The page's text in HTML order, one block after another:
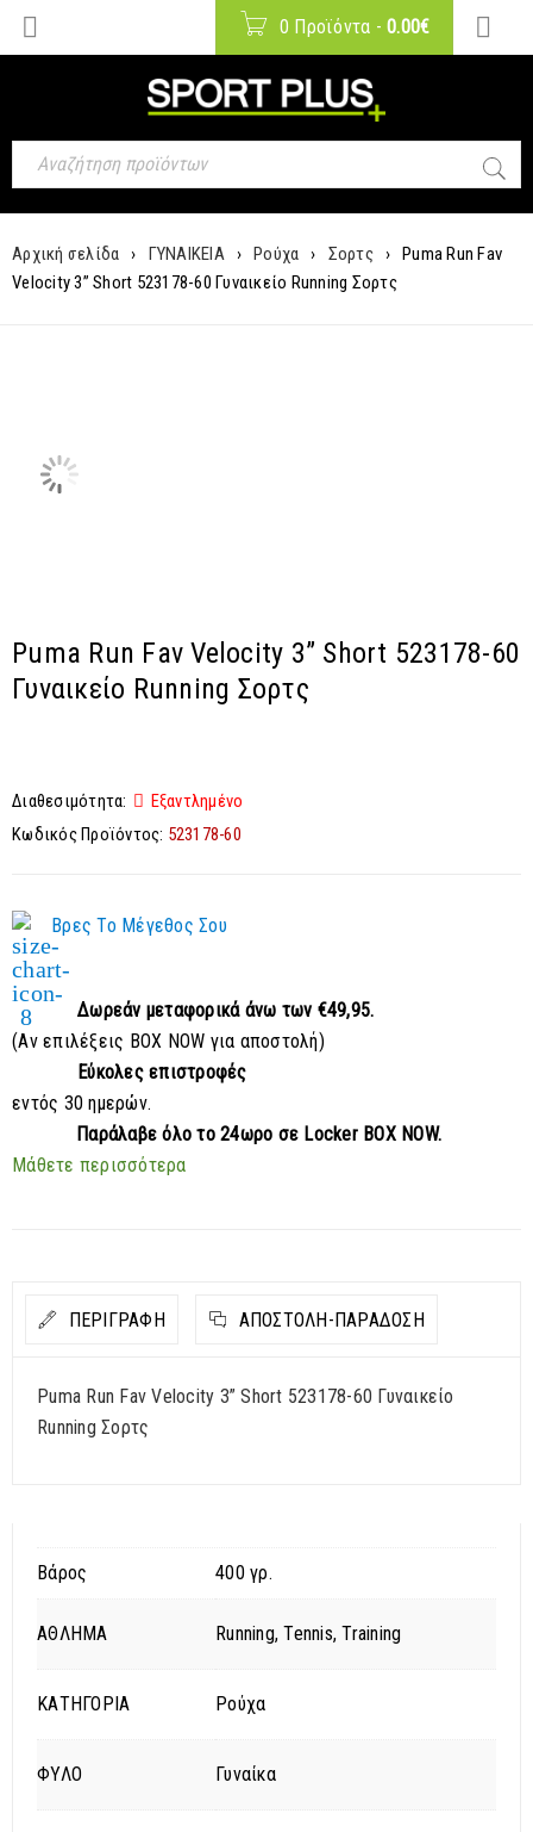
0 Προϊόντα - 0.00€
Αρχική σελίδα › ΓΥΝΑΙΚΕΙΑ › Ρούχα › Σορτς ›
Puma Run Fav
Velocity 3” Short 523178-60 Γυναικείο Running Σορτς
Puma Run Fav Velocity 3” Short 523178-60
Γυναικείο Running Σορτς
Διαθεσιμότητα:
Εξαντλημένο
Κωδικός Προϊόντος: 523178-60
Βρες Το Μέγεθος Σου
Δωρεάν μεταφορικά άνω των €49,95.
(Αν επιλέξεις BOX NOW για αποστολή)
Εύκολες επιστροφές
εντός 30 ημερών.
Παράλαβε όλο το 24ωρο σε Locker BOX NOW.
Μάθετε περισσότερα
ΠΕΡΙΓΡΑΦΗ ΑΠΟΣΤΟΛΉ-ΠΑΡΆΔΟΣΗ
Puma Run Fav Velocity 3” Short 523178-60 Γυναικείο
Running Σορτς
Βάρος 400 γρ.
ΑΘΛΗΜΑ Running, Tennis, Training
ΚΑΤΗΓΟΡΙΑ Ρούχα
ΦΥΛΟ Γυναίκα